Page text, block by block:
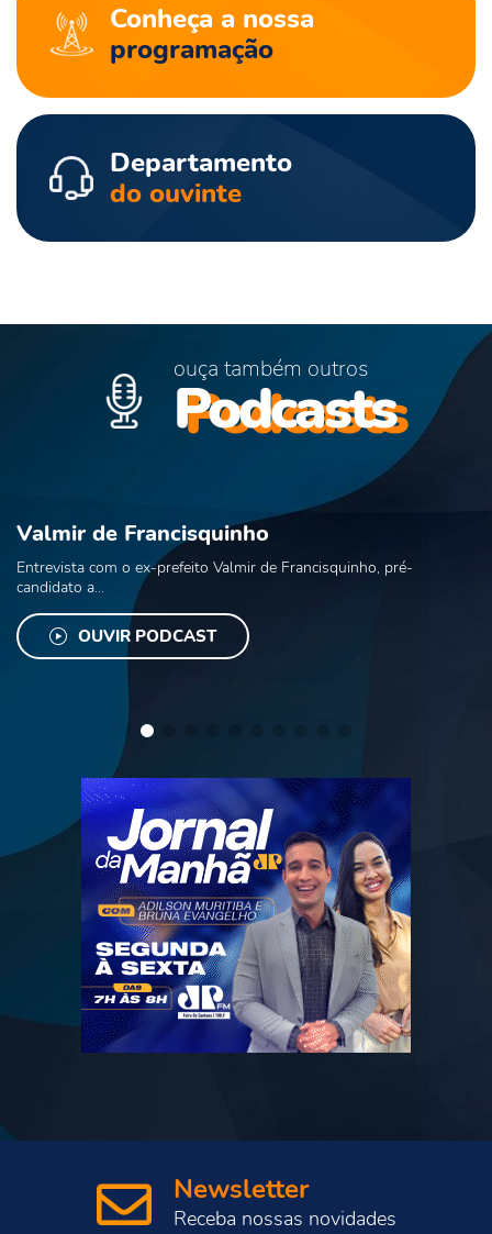
Conheça a nossa
programação
Departamento
do ouvinte
ouça também outros
Podcasts
Valmir de Francisquinho
Entrevista com o ex-prefeito Valmir de Francisquinho, pré-
candidato a...
OUVIR PODCAST
Newsletter
Receba nossas novidades